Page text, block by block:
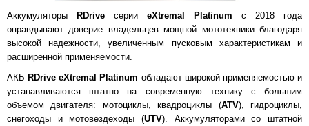
Аккумуляторы RDrive серии eXtremal Platinum с 2018 года
оправдывают доверие владельцев мощной мототехники благодаря
высокой надежности, увеличенным пусковым характеристикам и
расширенной применяемости.
АКБ RDrive eXtremal Platinum обладают широкой применяемостью и
устанавливаются штатно на современную технику с большим
объемом двигателя: мотоциклы, квадроциклы (ATV), гидроциклы,
снегоходы и мотовездеходы (UTV). Аккумуляторами со штатной